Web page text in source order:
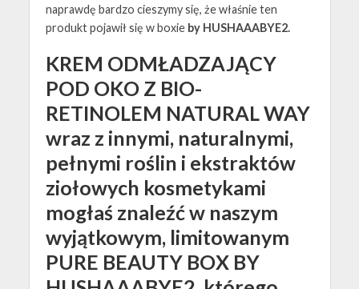
naprawdę bardzo cieszymy się, że właśnie ten
produkt pojawił się w boxie by HUSHAAABYE2.
KREM ODMŁADZAJĄCY
POD OKO Z BIO-
RETINOLEM NATURAL WAY
wraz z innymi, naturalnymi,
pełnymi roślin i ekstraktów
ziołowych kosmetykami
mogłaś znaleźć w naszym
wyjątkowym, limitowanym
PURE BEAUTY BOX BY